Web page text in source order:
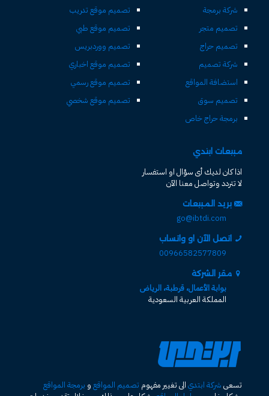
شركة برمجة
تصميم متجر
تصميم حراج
شركة تصميم
استضافة المواقع
تصميم سوق
برمجة حراج خاص
تصميم موقع تدريب
تصميم موقع طبي
تصميم ووردبريس
تصميم موقع اخباري
تصميم موقع رسمي
تصميم موقع شخصي
مبيعات ابتدي
اذا كان لديك أى سؤال او استفسار
لا تتردد وتواصل معنا الآن
بريد المبيعات
go@ibtdi.com
اتصل الآن او واتساب
00966582577809
مقر الشركة
بوابة الأعمال، قرطبة، الرياض
المملكة العربية السعودية
تسعى شركة ابتدي الى تغيير مفهوم تصميم المواقع و برمجة المواقع